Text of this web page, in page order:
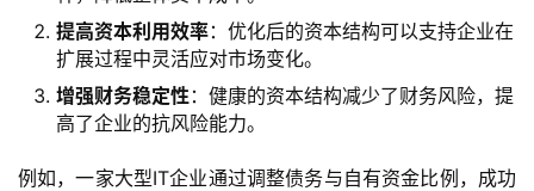
提高资本利用效率：优化后的资本结构可以支持企业在
扩展过程中灵活应对市场变化。
增强财务稳定性：健康的资本结构减少了财务风险，提
高了企业的抗风险能力。
例如，一家大型IT企业通过调整债务与自有资金比例，成功